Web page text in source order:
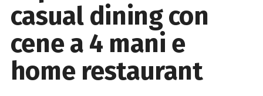
casual dining con
cene a 4 mani e
home restaurant